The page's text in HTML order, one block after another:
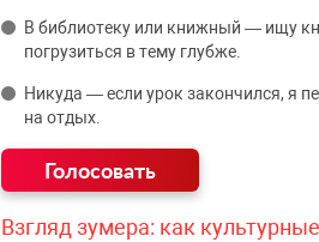
В библиотеку или книжный — ищу
погрузиться в тему глубже.
Никуда — если урок закончился, я
на отдых.
Взгляд зумера: как культурные